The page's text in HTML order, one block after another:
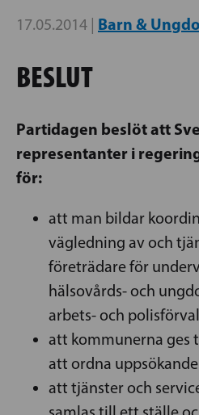
17.05.2014 | Barn &
BESLUT
Partidagen beslöt att
representanter i
för:
att man bildar
vägledning av och
företrädare för
hälsovårds- och
arbets- och
att kommunerna ges
att ordna
att tjänster och